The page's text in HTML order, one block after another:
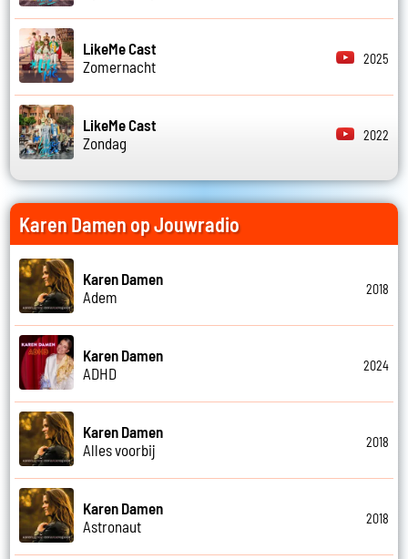
LikeMe Cast
Zomernacht
2025
LikeMe Cast
Zondag
2022
Karen Damen op Jouwradio
Karen Damen
Adem
2018
Karen Damen
ADHD
2024
Karen Damen
Alles voorbij
2018
Karen Damen
Astronaut
2018